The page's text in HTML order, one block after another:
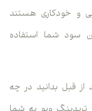
و خودکاری هستند
سود شما استفاده
از قبل بدانید در چه